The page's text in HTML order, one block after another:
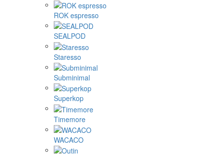
ROK espresso
SEALPOD
Staresso
Subminimal
Superkop
Timemore
WACACO